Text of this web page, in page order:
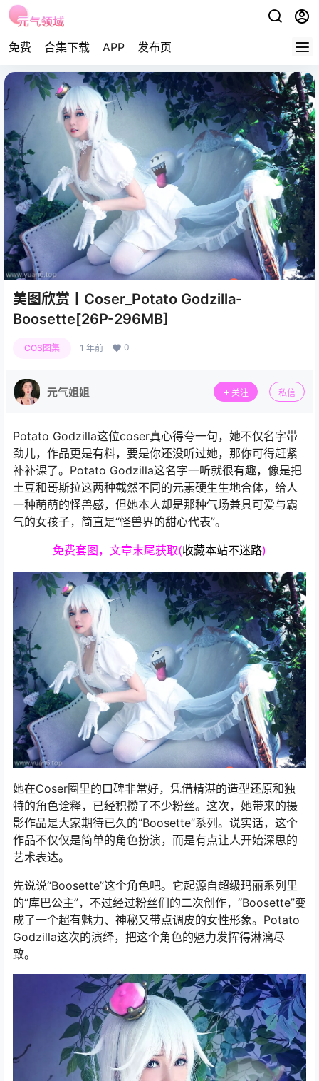
免费 合集下载 APP 发布页
美图欣赏丨Coser_Potato Godzilla-
Boosette[26P-296MB]
COS图集 1 年前 0
元气姐姐 关注 私信
Potato Godzilla这位coser真心得夸一句，她不仅名字带
劲儿，作品更是有料，要是你还没听过她，那你可得赶紧
补补课了。Potato Godzilla这名字一听就很有趣，像是把
土豆和哥斯拉这两种截然不同的元素硬生生地合体，给人
一种萌萌的怪兽感，但她本人却是那种气场兼具可爱与霸
气的女孩子，简直是“怪兽界的甜心代表”。
免费套图，文章末尾获取(收藏本站不迷路)
她在Coser圈里的口碑非常好，凭借精湛的造型还原和独
特的角色诠释，已经积攒了不少粉丝。这次，她带来的摄
影作品是大家期待已久的“Boosette”系列。说实话，这个
作品不仅仅是简单的角色扮演，而是有点让人开始深思的
艺术表达。
先说说“Boosette”这个角色吧。它起源自超级玛丽系列里
的“库巴公主”，不过经过粉丝们的二次创作，“Boosette”变
成了一个超有魅力、神秘又带点调皮的女性形象。Potato
Godzilla这次的演绎，把这个角色的魅力发挥得淋漓尽
致。